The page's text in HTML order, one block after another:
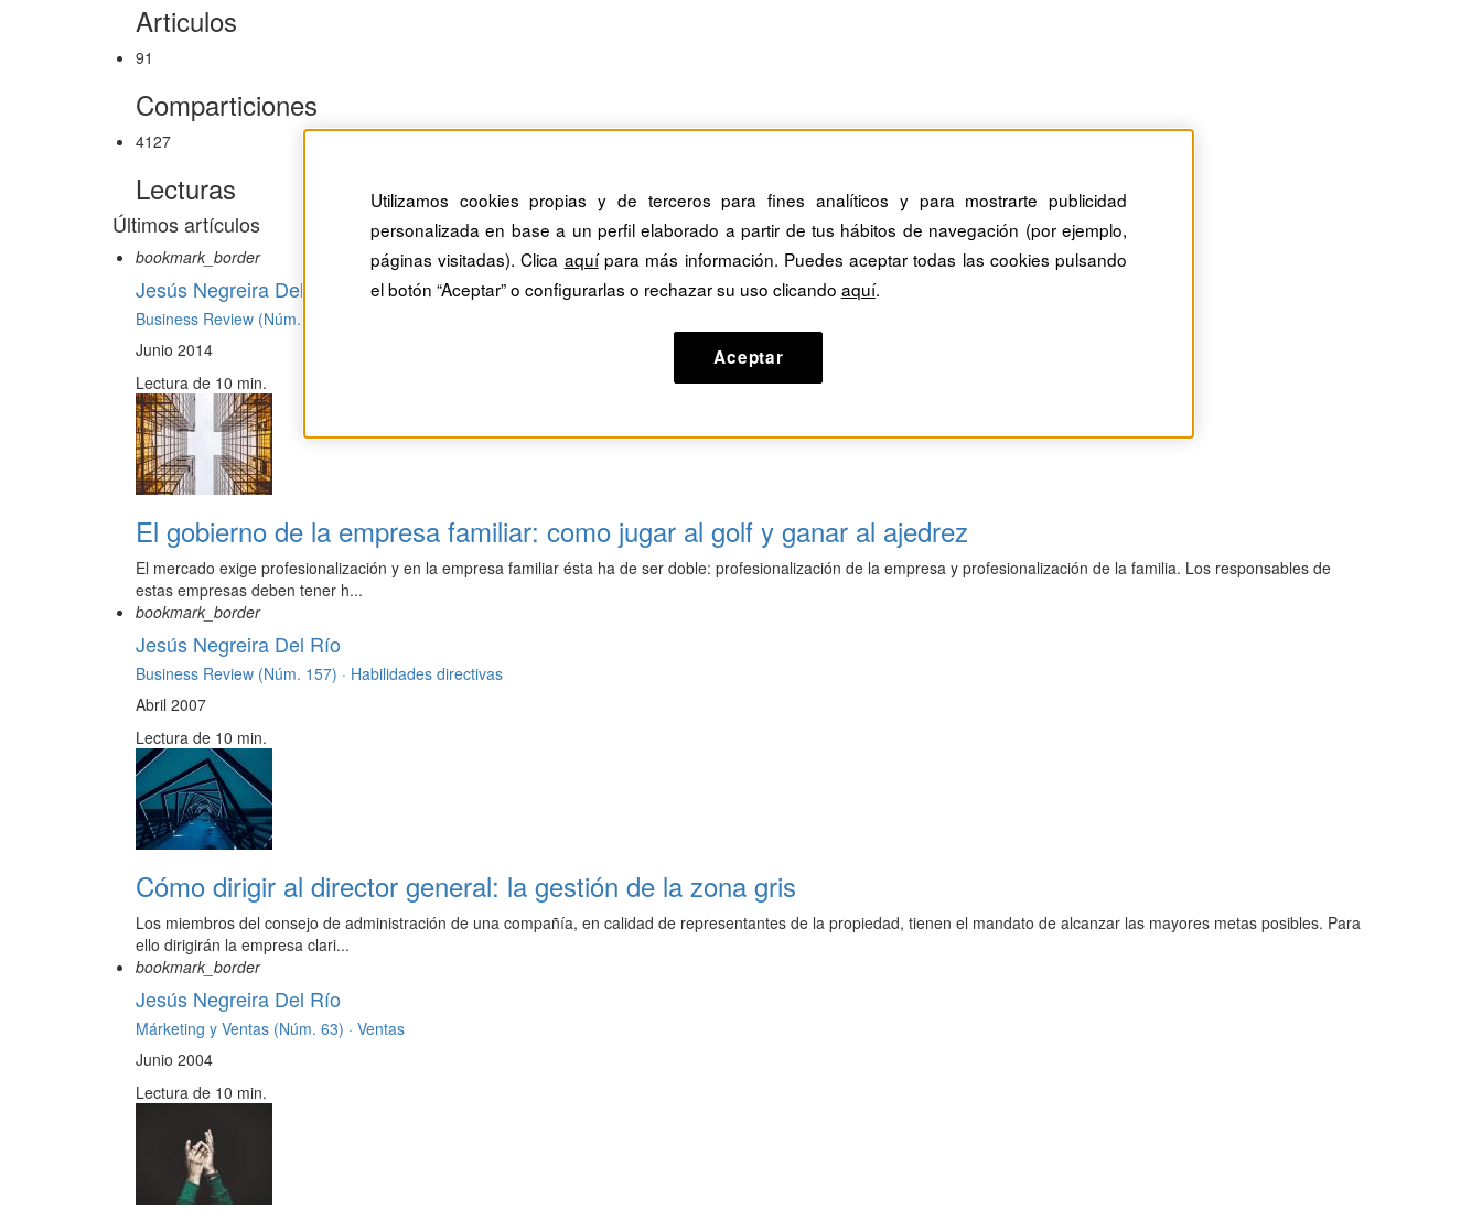
Articulos
91
Comparticiones
4127
Lecturas
Últimos artículos
bookmark_border
Jesús Negreira Del Río
Business Review (Núm. 132) ·
Junio 2014
Lectura de 10 min.
El gobierno de la empresa familiar: como jugar al golf y ganar al ajedrez
El mercado exige profesionalización y en la empresa familiar ésta ha de ser doble: profesionalización de la empresa y profesionalización de la familia. Los responsables de
estas empresas deben tener h...
bookmark_border
Jesús Negreira Del Río
Business Review (Núm. 157) · Habilidades directivas
Abril 2007
Lectura de 10 min.
Cómo dirigir al director general: la gestión de la zona gris
Los miembros del consejo de administración de una compañía, en calidad de representantes de la propiedad, tienen el mandato de alcanzar las mayores metas posibles. Para
ello dirigirán la empresa clari...
bookmark_border
Jesús Negreira Del Río
Márketing y Ventas (Núm. 63) · Ventas
Junio 2004
Lectura de 10 min.
Utilizamos cookies propias y de terceros para fines analíticos y para mostrarte publicidad
personalizada en base a un perfil elaborado a partir de tus hábitos de navegación (por ejemplo,
páginas visitadas). Clica aquípara más información. Puedes aceptar todas las cookies pulsando
el botón “Aceptar” o configurarlas o rechazar su uso clicando aquí.
Aceptar